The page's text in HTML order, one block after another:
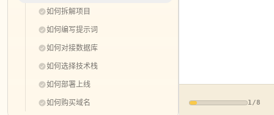
如何拆解项目
如何编写提示词
如何对接数据库
如何选择技术栈
如何部署上线
如何购买域名
1/8